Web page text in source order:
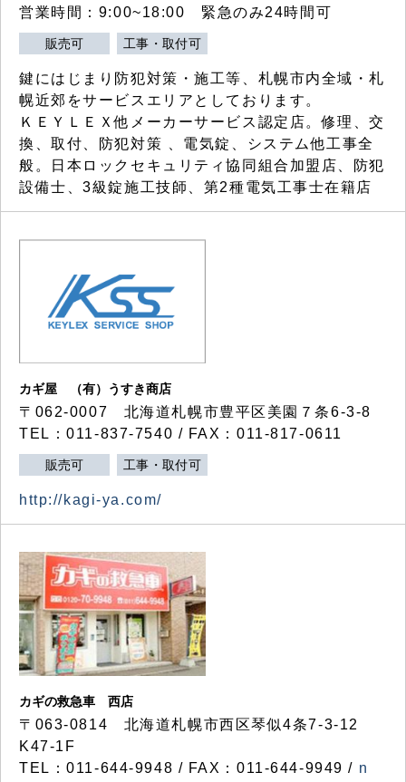
営業時間：9:00~18:00 緊急のみ24時間可
販売可 工事・取付可
鍵にはじまり防犯対策・施工等、札幌市内全域・札
幌近郊をサービスエリアとしております。
ＫＥＹＬＥＸ他メーカーサービス認定店。修理、交
換、取付、防犯対策 、電気錠、システム他工事全
般。日本ロックセキュリティ協同組合加盟店、防犯
設備士、3級錠施工技師、第2種電気工事士在籍店
カギ屋 （有）うすき商店
〒062-0007 北海道札幌市豊平区美園７条6-3-8
TEL：011-837-7540 / FAX：011-817-0611
販売可 工事・取付可
http://kagi-ya.com/
カギの救急車 西店
〒063-0814 北海道札幌市西区琴似4条7-3-12
K47-1F
TEL：011-644-9948 / FAX：011-644-9949 / n